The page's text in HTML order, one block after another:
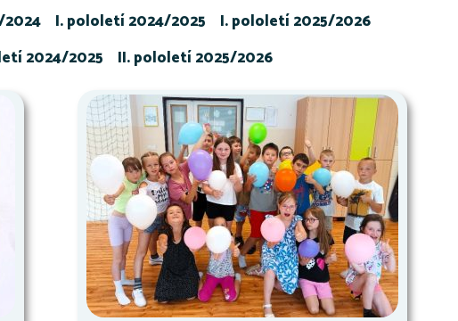
I. pololetí 2024/2025
I. pololetí 2025/2026
2024/2025 II. pololetí 2025/2026